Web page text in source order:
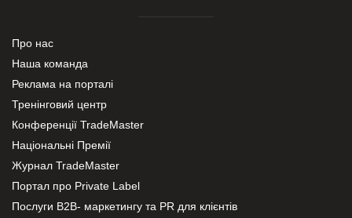
Про нас
Наша команда
Реклама на порталі
Тренінговий центр
Конференції TradeMaster
Національні Премії
Журнал TradeMaster
Портал про Private Label
Послуги В2В- маркетингу та PR для клієнтів